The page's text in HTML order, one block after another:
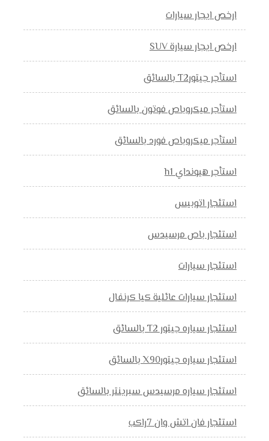
ارخص ايجار سيارات
ارخص ايجار سيارة SUV
استأجر جيتورT2 بالسائق
استأجر ميكروباص فوتون بالسائق
استأجر ميكروباص فورد بالسائق
استأجر هيونداي h1
استئجار اتوبيس
استئجار باص مرسيدس
استئجار سيارات
استئجار سيارات عائلية كيا كرنفال
استئجار سياره جيتور T2 بالسائق
استئجار سياره جيتورX90 بالسائق
استئجار سياره مرسيدس سبرينتر بالسائق
استئجار فان اتش وان 7راكب